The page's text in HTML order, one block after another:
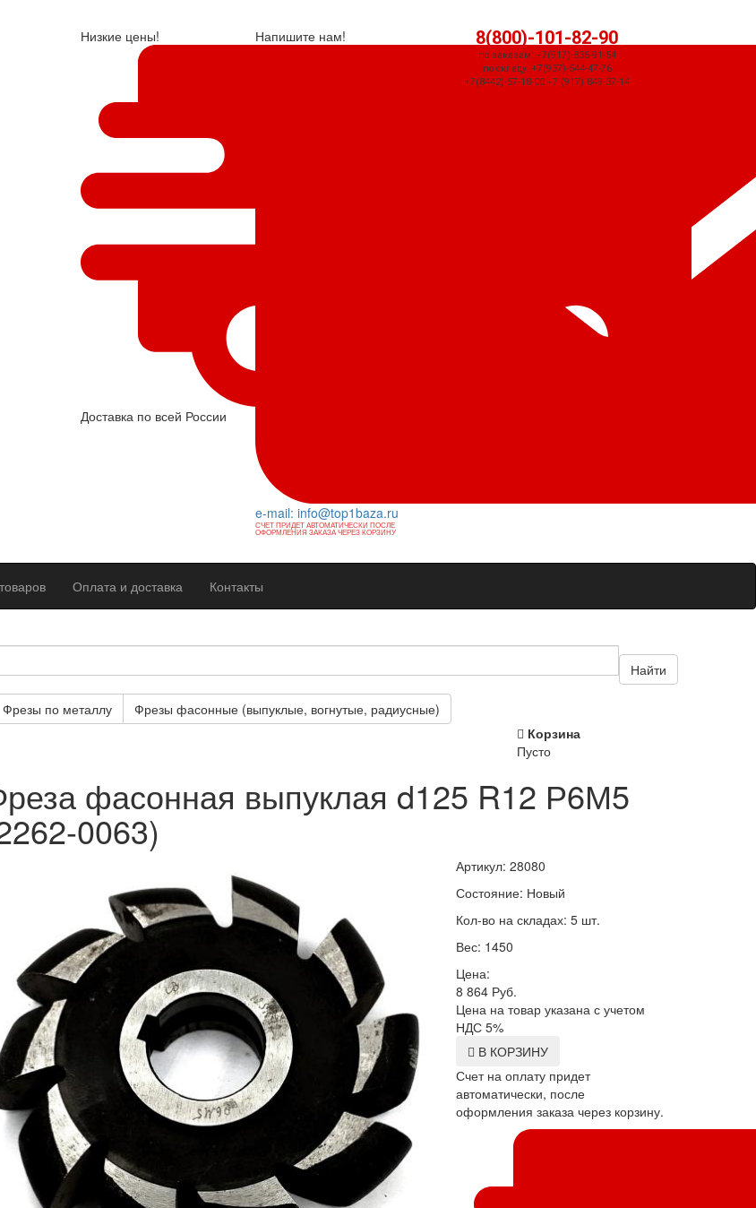
Низкие цены!
Доставка по всей России
Напишите нам!
e-mail: info@top1baza.ru
СЧЕТ ПРИДЕТ АВТОМАТИЧЕСКИ ПОСЛЕ
ОФОРМЛЕНИЯ ЗАКАЗА ЧЕРЕЗ КОРЗИНУ
8(800)-101-82-90
по заказам: +7(917)-836-91-54
по складу: +7(937)-544-47-76
+7(8442)-57-18-00 +7 (917) 849-37-14
Оплата и доставка Контакты
Найти
Фрезы по металлу
Фрезы фасонные (выпуклые, вогнутые, радиусные)
Корзина
Пусто
фасонная выпуклая d125 R12 Р6М5
0063)
Артикул: 28080
Состояние: Новый
Кол-во на складах: 5 шт.
Вес: 1450
Цена:
8 864 Руб.
Цена на товар указана с учетом
НДС 5%
В КОРЗИНУ
Счет на оплату придет
автоматически, после
оформления заказа через корзину.